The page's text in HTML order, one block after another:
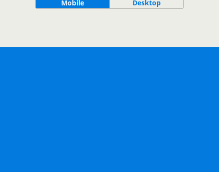
Mobile Desktop